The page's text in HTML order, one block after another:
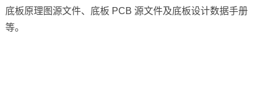
底板原理图源文件、底板 PCB 源文件及底板设计数据手册
等。